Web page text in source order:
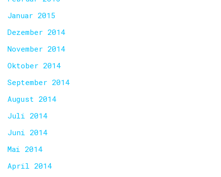
Januar 2015
Dezember 2014
November 2014
Oktober 2014
September 2014
August 2014
Juli 2014
Juni 2014
Mai 2014
April 2014